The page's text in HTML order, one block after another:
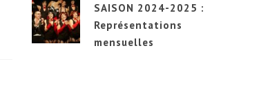
SAISON 2024-2025 :
Représentations
mensuelles